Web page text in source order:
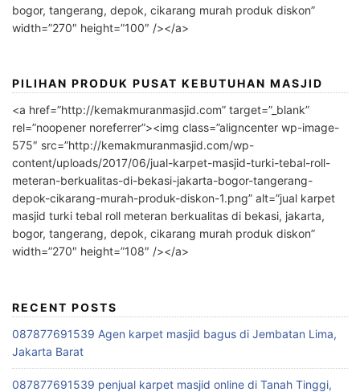
bogor, tangerang, depok, cikarang murah produk diskon”
width=”270″ height=”100″ /></a>
PILIHAN PRODUK PUSAT KEBUTUHAN MASJID
<a href=”http://kemakmuranmasjid.com” target=”_blank”
rel=”noopener noreferrer”><img class=”aligncenter wp-image-
575″ src=”http://kemakmuranmasjid.com/wp-
content/uploads/2017/06/jual-karpet-masjid-turki-tebal-roll-
meteran-berkualitas-di-bekasi-jakarta-bogor-tangerang-
depok-cikarang-murah-produk-diskon-1.png” alt=”jual karpet
masjid turki tebal roll meteran berkualitas di bekasi, jakarta,
bogor, tangerang, depok, cikarang murah produk diskon”
width=”270″ height=”108″ /></a>
RECENT POSTS
087877691539 Agen karpet masjid bagus di Jembatan Lima,
Jakarta Barat
087877691539 penjual karpet masjid online di Tanah Tinggi,